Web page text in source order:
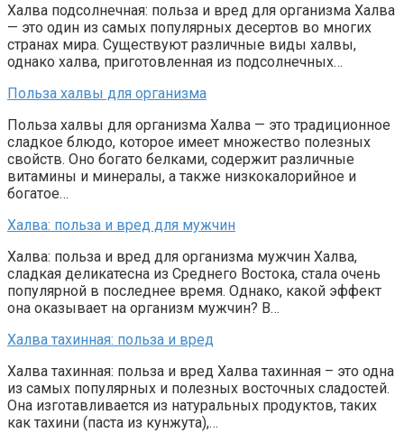
Халва подсолнечная: польза и вред для организма Халва
— это один из самых популярных десертов во многих
странах мира. Существуют различные виды халвы,
однако халва, приготовленная из подсолнечных…
Польза халвы для организма
Польза халвы для организма Халва — это традиционное
сладкое блюдо, которое имеет множество полезных
свойств. Оно богато белками, содержит различные
витамины и минералы, а также низкокалорийное и
богатое…
Халва: польза и вред для мужчин
Халва: польза и вред для организма мужчин Халва,
сладкая деликатесна из Среднего Востока, стала очень
популярной в последнее время. Однако, какой эффект
она оказывает на организм мужчин? В…
Халва тахинная: польза и вред
Халва тахинная: польза и вред Халва тахинная – это одна
из самых популярных и полезных восточных сладостей.
Она изготавливается из натуральных продуктов, таких
как тахини (паста из кунжута),…